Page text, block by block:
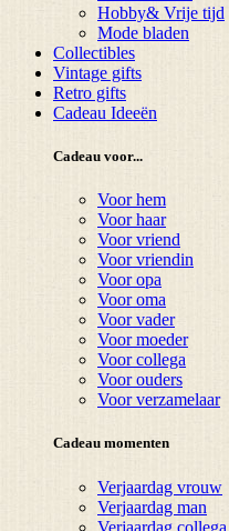
Hobby& Vrije tijd
Mode bladen
Collectibles
Vintage gifts
Retro gifts
Cadeau Ideeën
Cadeau voor...
Voor hem
Voor haar
Voor vriend
Voor vriendin
Voor opa
Voor oma
Voor vader
Voor moeder
Voor collega
Voor ouders
Voor verzamelaar
Cadeau momenten
Verjaardag vrouw
Verjaardag man
Verjaardag collega